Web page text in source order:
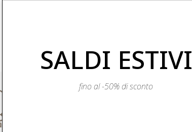
SALDI ESTIVI
fino al -50% di sconto